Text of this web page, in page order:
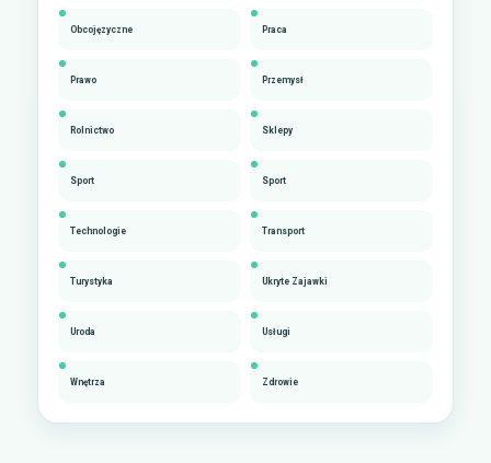
Obcojęzyczne Praca
Prawo Przemysł
Rolnictwo Sklepy
Sport Sport
Technologie Transport
Turystyka Ukryte Zajawki
Uroda Usługi
Wnętrza Zdrowie